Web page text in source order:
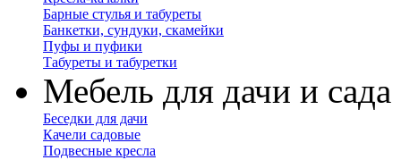
Барные стулья и табуреты
Банкетки, сундуки, скамейки
Пуфы и пуфики
Табуреты и табуретки
Мебель для дачи и сада
Беседки для дачи
Качели садовые
Подвесные кресла